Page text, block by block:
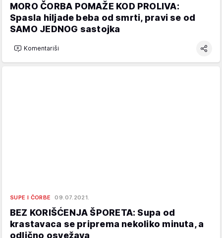
MORO ČORBA POMAŽE KOD PROLIVA:
Spasla hiljade beba od smrti, pravi se od
SAMO JEDNOG sastojka
Komentariši
SUPE I ČORBE 09.07.2021.
BEZ KORIŠĆENJA ŠPORETA: Supa od
krastavaca se priprema nekoliko minuta, a
odlično osvežava